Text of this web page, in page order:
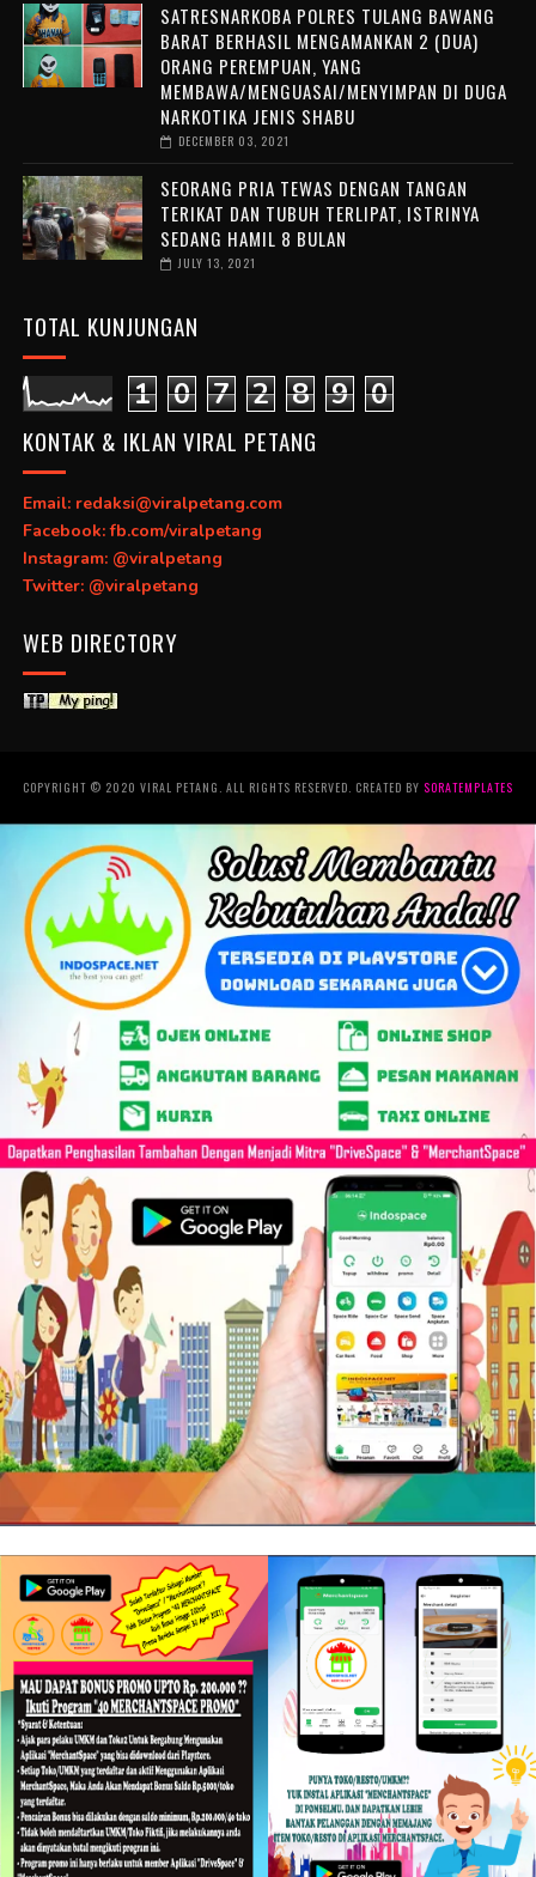
SATRESNARKOBA POLRES TULANG BAWANG
BARAT BERHASIL MENGAMANKAN 2 (DUA)
ORANG PEREMPUAN, YANG
MEMBAWA/MENGUASAI/MENYIMPAN DI DUGA
NARKOTIKA JENIS SHABU
DECEMBER 03, 2021
SEORANG PRIA TEWAS DENGAN TANGAN
TERIKAT DAN TUBUH TERLIPAT, ISTRINYA
SEDANG HAMIL 8 BULAN
JULY 13, 2021
TOTAL KUNJUNGAN
1 0 7 2 8 9 0
KONTAK & IKLAN VIRAL PETANG
Email: redaksi@viralpetang.com
Facebook: fb.com/viralpetang
Instagram: @viralpetang
Twitter: @viralpetang
WEB DIRECTORY
COPYRIGHT © 2020 VIRAL PETANG. ALL RIGHTS RESERVED. CREATED BY SORATEMPLATES